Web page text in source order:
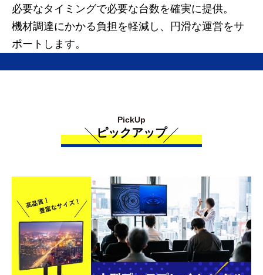
必要なタイミングで必要な台数を確実に提供。
機材調達にかかる負担を軽減し、円滑な運営をサ
ポートします。
PickUp
ピックアップ